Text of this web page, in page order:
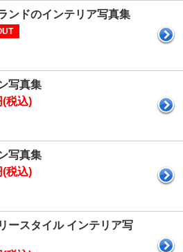
ンドのインテリア写真集
写真集
(税込)
写真集
(税込)
ースタイル インテリア写